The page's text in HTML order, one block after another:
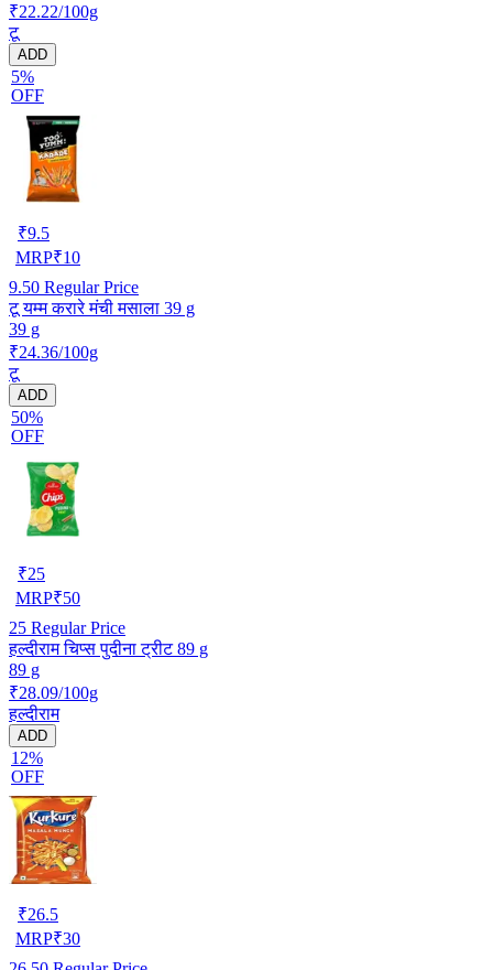
₹22.22/100g
टू
ADD
5%
OFF
₹9.5
MRP₹10
9.50 Regular Price
टू यम्म करारे मंची मसाला 39 g
39 g
₹24.36/100g
टू
ADD
50%
OFF
₹25
MRP₹50
25 Regular Price
हल्दीराम चिप्स पुदीना ट्रीट 89 g
89 g
₹28.09/100g
हल्दीराम
ADD
12%
OFF
₹26.5
MRP₹30